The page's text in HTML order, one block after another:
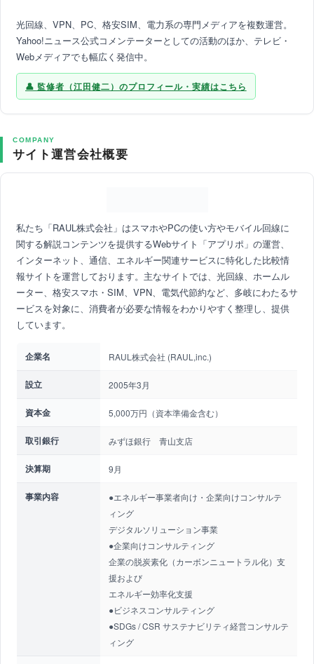
光回線、VPN、PC、格安SIM、電力系の専門メディアを複数運営。
Yahoo!ニュース公式コメンテーターとしての活動のほか、テレビ・
Webメディアでも幅広く発信中。
監修者（江田健二）のプロフィール・実績はこちら
COMPANY
サイト運営会社概要
私たち「RAUL株式会社」はスマホやPCの使い方やモバイル回線に
関する解説コンテンツを提供するWebサイト「アプリポ」の運営、
インターネット、通信、エネルギー関連サービスに特化した比較情
報サイトを運営しております。主なサイトでは、光回線、ホームル
ーター、格安スマホ・SIM、VPN、電気代節約など、多岐にわたるサ
ービスを対象に、消費者が必要な情報をわかりやすく整理し、提供
しています。
企業名 RAUL株式会社 (RAUL,inc.)
設立 2005年3月
資本金 5,000万円（資本準備金含む）
取引銀行 みずほ銀行 青山支店
決算期 9月
事業内容
●エネルギー事業者向け・企業向けコンサルテ
ィング
デジタルソリューション事業
●企業向けコンサルティング
企業の脱炭素化（カーボンニュートラル化）支
援および
エネルギー効率化支援
●ビジネスコンサルティング
●SDGs / CSR サステナビリティ経営コンサルテ
ィング